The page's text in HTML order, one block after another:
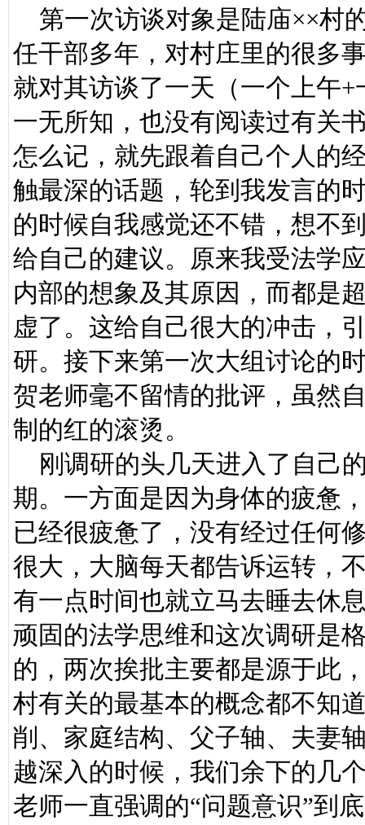
第一次访谈对象是陆庙××村
任干部多年，对村庄里的很多
就对其访谈了一天（一个上午
一无所知，也没有阅读过有关
怎么记，就先跟着自己个人的
触最深的话题，轮到我发言的
的时候自我感觉还不错，想不
给自己的建议。原来我受法学
内部的想象及其原因，而都是
虚了。这给自己很大的冲击，
研。接下来第一次大组讨论的
贺老师毫不留情的批评，虽然
制的红的滚烫。
刚调研的头几天进入了自己
期。一方面是因为身体的疲惫
已经很疲惫了，没有经过任何
很大，大脑每天都告诉运转，
有一点时间也就立马去睡去休
顽固的法学思维和这次调研是
的，两次挨批主要都是源于此
村有关的最基本的概念都不知
削、家庭结构、父子轴、夫妻
越深入的时候，我们余下的几
老师一直强调的“问题意识”到